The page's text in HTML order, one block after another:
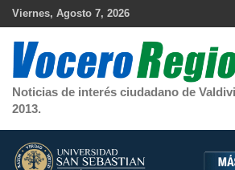
Skip
Viernes, Agosto 7, 2026
Noticias de interés ciudadano de
2013.